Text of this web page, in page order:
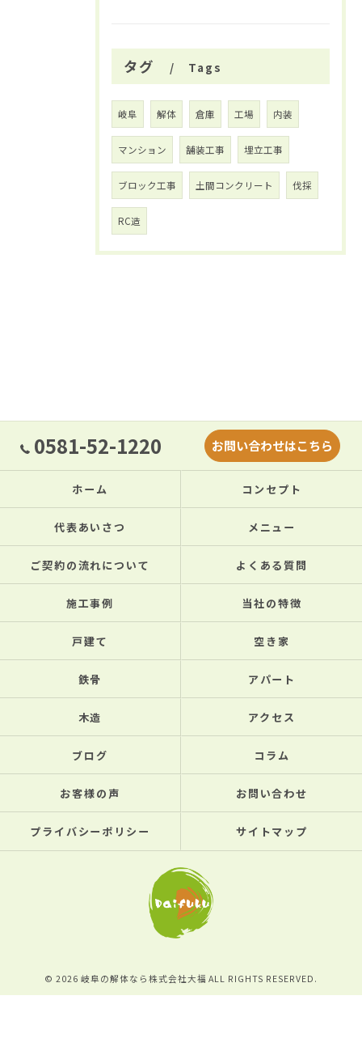
タグ Tags
岐阜 解体 倉庫 工場 内装
マンション 舗装工事 埋立工事
ブロック工事 土間コンクリート 伐採
RC造
0581-52-1220 お問い合わせはこちら
ホーム コンセプト
代表あいさつ メニュー
ご契約の流れについて よくある質問
施工事例 当社の特徴
戸建て 空き家
鉄骨 アパート
木造 アクセス
ブログ コラム
お客様の声 お問い合わせ
プライバシーポリシー サイトマップ
© 2026 岐阜の解体なら株式会社大福 ALL RIGHTS RESERVED.